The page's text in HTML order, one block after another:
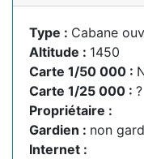
Type : Cabane
Altitude : 1450
Carte 1/50 000 :
Carte 1/25 000 : ?
Propriétaire :
Gardien : non
Internet :